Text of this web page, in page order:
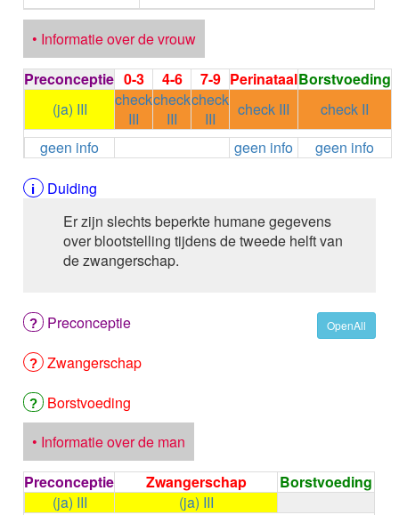
ALBIGLUTIDE
ALBUTREPENONACOG ALFA
Stollingsfactor IX; Factor IX
ALCOHOL
ETHANOL
ALECTINIB
ALEMTUZUMAB
ALENDRONAAT
ALENDRONAAT / VITAMINE D3 / CACO3
ALFENTANYL HCl
ALFUZOSINE
ALGELDRAAT
ALGINAAT Na / Na BICARBONAAT / CALCIUM
ALGINEZUUR
ALIROCUMAB
ALITRETINOINE
ALIZAPRIDE
ALLOPURINOL
ALMOTRIPTAN
ALOGLIPTINE benzoaat
• Informatie over de vrouw
Preconceptie 0-3 4-6 7-9 PerinataalBorstvoeding
(ja) III
check
III
check
III
check
III
check III
check II
geen info
geen info
geen info
Duiding
Er zijn slechts beperkte humane gegevens
over blootstelling tijdens de tweede helft van
de zwangerschap.
OpenAll
Preconceptie
Zwangerschap
Borstvoeding
• Informatie over de man
Preconceptie
Zwangerschap
Borstvoeding
(ja) III
(ja) III